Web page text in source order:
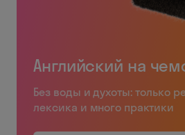
Английский на
Без воды и духоты: только
лексика и много практики